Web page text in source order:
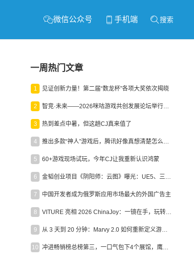
微信公众号 手机端 搜索
一周热门文章
1 见证创新力量！第二届“数龙杯”各项大奖依次揭晓
2 智竞·未来——2026咪咕游戏共创发展论坛举行：聚力精品内容、AI创作与电竞生态，共建高品质益智健康游戏社区
3 热到差点中暑，但这趟CJ真来值了
4 推出多款“神人”游戏后，腾讯好像真想清楚怎么做二次元了
5 60+游戏现场试玩，今年CJ让我重新认识鸿蒙
6 金韬创业项目《阴阳师：云图》曝光：UE5、三端互通、ARPG
7 中国开发者成为俄罗斯应用市场最大的外国广告主
8 VITURE 亮相 2026 ChinaJoy：一镜在手，玩转全场！
9 从 3 天到 20 分钟：Marvy 2.0 如何重新定义游戏出海营销效率？
10 冲进畅销榜总榜第三，一口气包下4个展馆，鹰角把嘉年华做爆了